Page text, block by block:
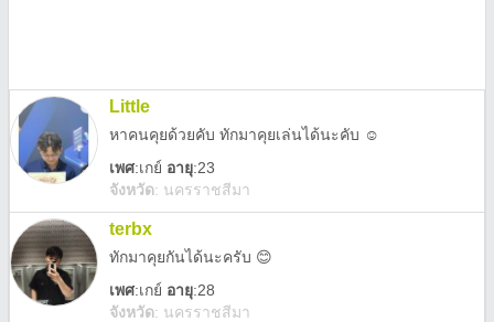
Little
หาคนคุยด้วยคับ ทักมาคุยเล่นได้นะคับ ☺️
เพศ:เกย์ อายุ:23
จังหวัด: นครราชสีมา
terbx
ทักมาคุยกันได้นะครับ 😊
เพศ:เกย์ อายุ:28
จังหวัด: นครราชสีมา